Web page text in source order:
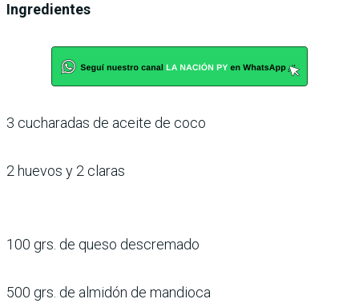
Ingredientes
3 cucharadas de aceite de coco
2 huevos y 2 claras
100 grs. de queso descremado
500 grs. de almidón de mandioca